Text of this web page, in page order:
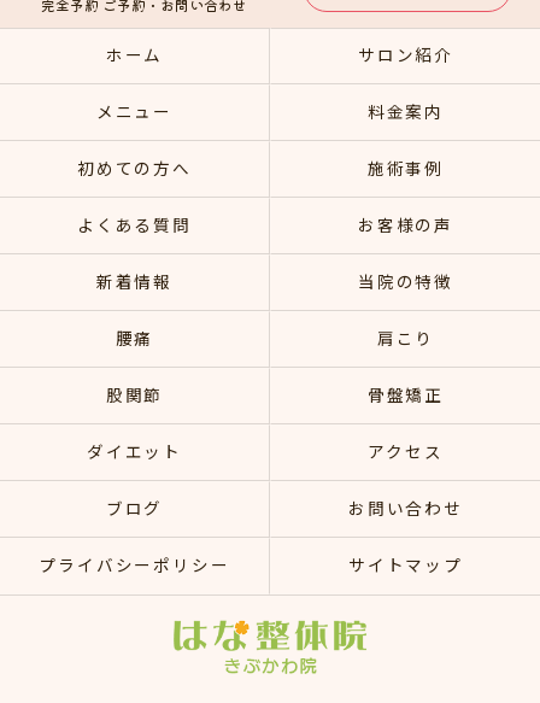
完全予約 ご予約・お問い合わせ
ホーム サロン紹介
メニュー 料金案内
初めての方へ 施術事例
よくある質問 お客様の声
新着情報 当院の特徴
腰痛 肩こり
股関節 骨盤矯正
ダイエット アクセス
ブログ お問い合わせ
プライバシーポリシー サイトマップ